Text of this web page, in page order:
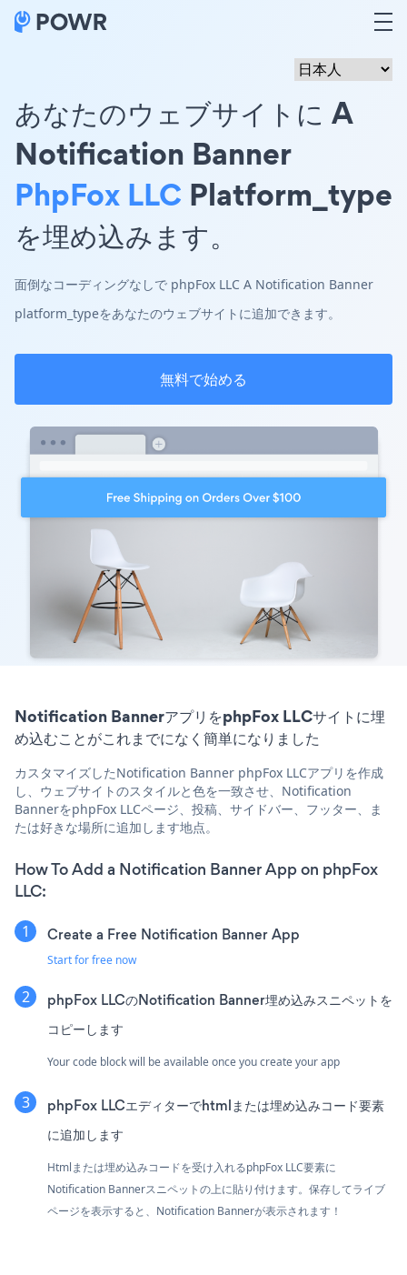
あなたのウェブサイトに A
Notification Banner
PhpFox LLC Platform_type
を埋め込みます。
面倒なコーディングなしで phpFox LLC A Notification Banner
platform_typeをあなたのウェブサイトに追加できます。
無料で始める
Notification BannerアプリをphpFox LLCサイトに埋
め込むことがこれまでになく簡単になりました
カスタマイズしたNotification Banner phpFox LLCアプリを作成
し、ウェブサイトのスタイルと色を一致させ、Notification
BannerをphpFox LLCページ、投稿、サイドバー、フッター、ま
たは好きな場所に追加します地点。
How To Add a Notification Banner App on phpFox
LLC:
Create a Free Notification Banner App
Start for free now
phpFox LLCのNotification Banner埋め込みスニペットを
コピーします
Your code block will be available once you create your app
phpFox LLCエディターでhtmlまたは埋め込みコード要素
に追加します
Htmlまたは埋め込みコードを受け入れるphpFox LLC要素に
Notification Bannerスニペットの上に貼り付けます。保存してライブ
ページを表示すると、Notification Bannerが表示されます！